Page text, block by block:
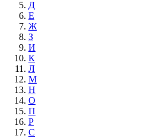
Д
Е
Ж
З
И
К
Л
М
Н
О
П
Р
С